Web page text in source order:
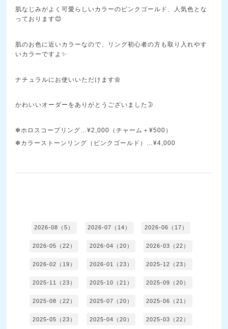
肌なじみがよく可愛らしいカラーのピンクゴールド、人気色とな
っております😊
肌のお色に近いカラーなので、リング初心者の方も取り入れやす
いカラーですよ✨
ナチュラルにお使いいただけます🌼
かわいいオーダーをありがとうございました🌛
✻ホロスコープリング…¥2,000（チャーム＋¥500）
✻カラーストーンリング（ピンクゴールド）…¥4,000
2026-08（5） 2026-07（14） 2026-06（17）
2026-05（22） 2026-04（20） 2026-03（22）
2026-02（19） 2026-01（23） 2025-12（23）
2025-11（23） 2025-10（21） 2025-09（20）
2025-08（22） 2025-07（20） 2025-06（21）
2025-05（23） 2025-04（20） 2025-03（22）